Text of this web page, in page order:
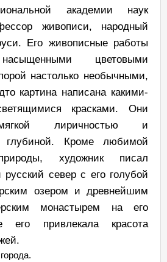
академии наук
живописи, народный
Его живописные работы
цветовыми
настолько необычными,
картина написана какими-
красками. Они
лиричностью и
глубиной. Кроме любимой
художник писал
русский север с его голубой
озером и древнейшим
монастырем на его
его привлекала красота